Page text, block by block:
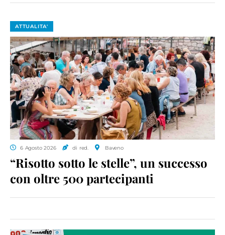
ATTUALITA'
6 Agosto 2026 di red. Baveno
“Risotto sotto le stelle”, un successo
con oltre 500 partecipanti